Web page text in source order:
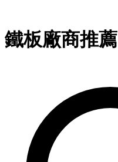
鐵板廠商推薦